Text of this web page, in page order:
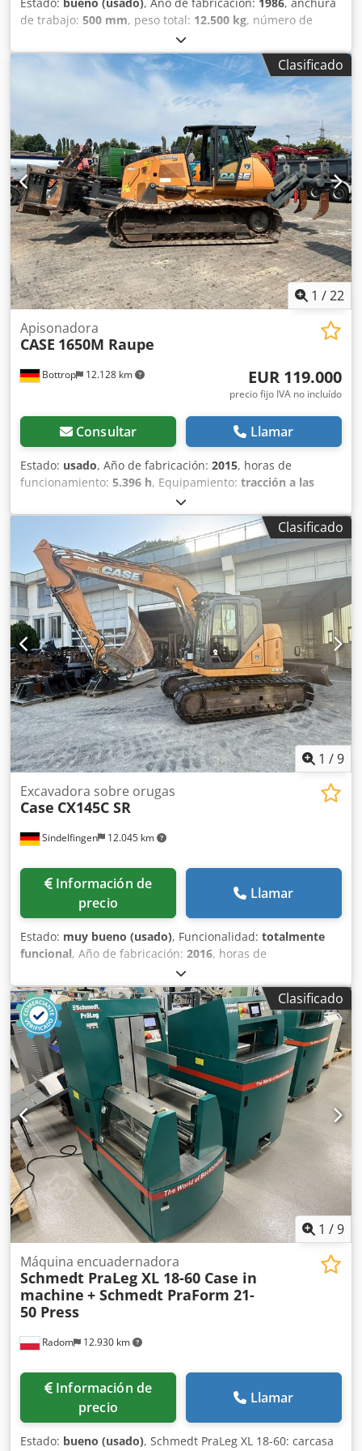
de trabajo: 500 mm, peso total: 12.500 kg, número de
, CASE IH 1660 flujo axial Marca:
Case IH Modelo: 1660 Dwodpsvr Dxpjfx Ahvoa Año: 1987
Horas de funcionamiento: 3.300 h Ancho de sección: 5,00
m Varios tipos de equipos: picador de paja, esparcidor de
Clasificado
1 /22
Bottrop 12.128 km
Apisonadora
CASE 1650M Raupe
EUR 119.000
precio fijo IVA no incluído
Consultar Llamar
Estado: usado, Año de fabricación: 2015, horas de
funcionamiento: 5.396 h, Equipamiento: tracción a las
, CATERPILLAR Modelo: 1650M Peso en vacío:
19 200 kg Potencia: 122 kW Horas de trabajo: 5396
Dsdozhyrmopfx Ahvewa Equipamiento: - Asiento
calefactado - Aire acondicionado - Radio - Rastrillo trasero
con 3 dientes - Dispositivos y rejillas de protección de la
cabina en la parte delantera - Pala niveladora (plegable
hidráulicamente) Con gusto le brindamos asistencia
también en el área de financiación/arrendamiento a través
de nuestros socios. Todos los datos sin garantía. Salvo
error y omisión.
Clasificado
1 /9
Sindelfingen 12.045 km
Excavadora sobre orugas
Case CX145C SR
Información de
precio
Llamar
Estado: muy bueno (usado), Funcionalidad: totalmente
funcional, Año de fabricación: 2016, horas de
, * 11.500 horas de trabajo * Peso
operativo: 15.700 kg * Potencia del motor: 77 kW * Zapatas
Roadliner Dwodpfx Ahoy Rm H Eovja * Acoplador rápido
hidráulico * Aire acondicionado
Clasificado
1 /9
Radom 12.930 km
Máquina encuadernadora
Schmedt PraLeg XL 18-60 Case in
machine + Schmedt PraForm 21-
50 Press
Información de
precio
Llamar
Estado: bueno (usado), Schmedt PraLeg XL 18-60: carcasa